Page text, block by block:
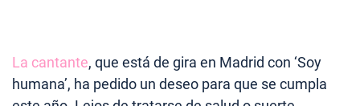
La cantante, que está de gira en Madrid con ‘Soy
humana’, ha pedido un deseo para que se cumpla